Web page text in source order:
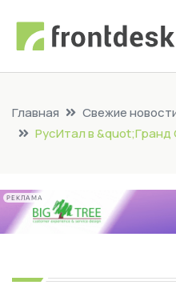
Главная
Свежие
РусИтал в
РЕКЛАМА